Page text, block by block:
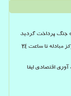
مهلت واریز وجه الضمان برای شرکت در حراج شمش طلا مرکز مبادله تا ساعت ۲۴
اقتصادی ایفا